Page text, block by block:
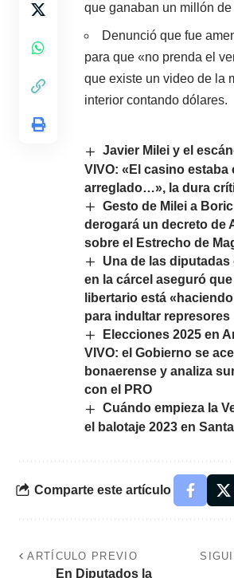
que ganaban un millón
Denunció que fue
para que «no prenda el
que existe un video de la
interior contando dólares.
Javier Milei y el
VIVO: «El casino estaba
arreglado…», la dura
Gesto de Milei a
derogará un decreto de
sobre el Estrecho de
Una de las
en la cárcel aseguró
libertario está
para indultar represores
Elecciones 2025 en
VIVO: el Gobierno se
bonaerense y analiza
con el PRO
Cuándo empieza la
el balotaje 2023 en
Comparte este artículo
ARTÍCULO PREVIO
En Diputados la